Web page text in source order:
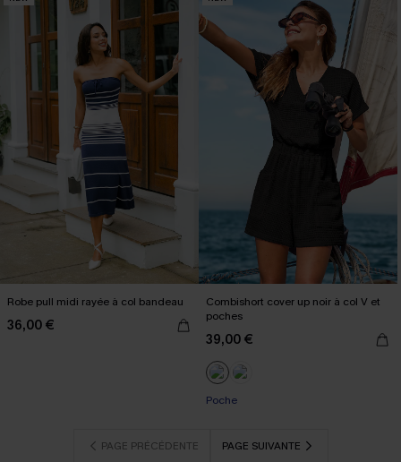
Robe pull midi rayée à col bandeau
36,00 €
Combishort cover up noir à col V et
poches
39,00 €
Poche
PAGE PRÉCÉDENTE PAGE SUIVANTE